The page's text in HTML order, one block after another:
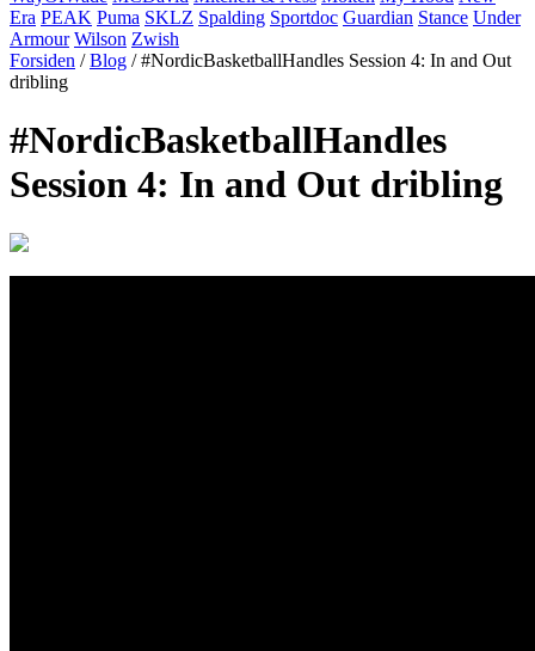
Era PEAK Puma SKLZ Spalding Sportdoc Guardian Stance Under
Armour Wilson Zwish
Forsiden /Blog / #NordicBasketballHandles Session 4: In and Out
dribling
#NordicBasketballHandles
Session 4: In and Out dribling